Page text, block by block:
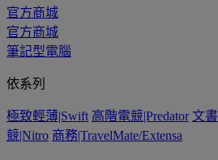
官方商城
官方商城
筆記型電腦
依系列
極致輕薄|Swift 高階電競|Predator 文
競|Nitro 商務|TravelMate/Extensa